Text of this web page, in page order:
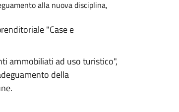
alla nuova disciplina,
"Case e
ammobiliati ad uso turistico",
della